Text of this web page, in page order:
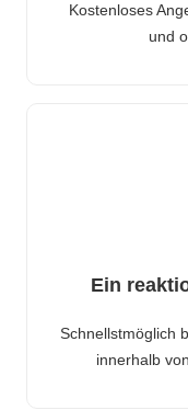
Kostenloses
und
Ein
Schnellstmöglich
innerhalb